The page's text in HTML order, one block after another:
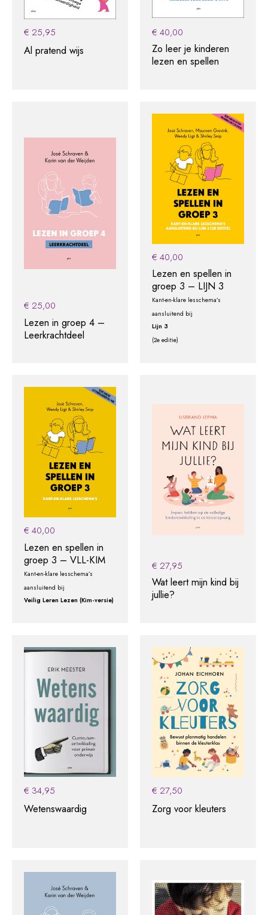
€ 25,95
Al pratend wijs
€ 40,00
Zo leer je kinderen
lezen en spellen
€ 25,00
Lezen in groep 4 –
Leerkrachtdeel
€ 40,00
Lezen en spellen in
groep 3 – LIJN 3
Kant-en-klare lesschema’s
aansluitend bij
Lijn 3
(2e editie)
€ 40,00
Lezen en spellen in
groep 3 – VLL-KIM
Kant-en-klare lesschema’s
aansluitend bij
Veilig Leren Lezen (Kim-versie)
€ 27,95
Wat leert mijn kind bij
jullie?
€ 34,95
Wetenswaardig
€ 27,50
Zorg voor kleuters